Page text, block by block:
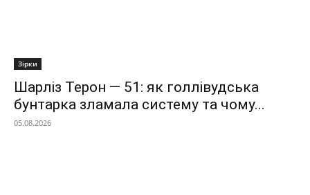
Зірки
Шарліз Терон — 51: як голлівудська
бунтарка зламала систему та чому...
05.08.2026